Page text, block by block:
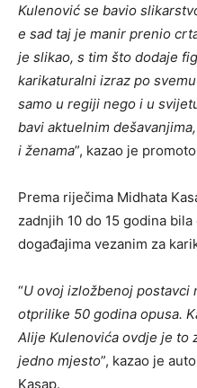
Kulenović se bavio
e sad taj je manir prenio
je slikao, s tim što dodaje
karikaturalni izraz po
samo u regiji nego i u
bavi aktuelnim
i ženama”, kazao je
Prema riječima Midhata
zadnjih 10 do 15 godina
događajima vezanim za
“U ovoj izložbenoj postavci
otprilike 50 godina opusa.
Alije Kulenovića ovdje je to
jedno mjesto”, kazao je
Kasap.